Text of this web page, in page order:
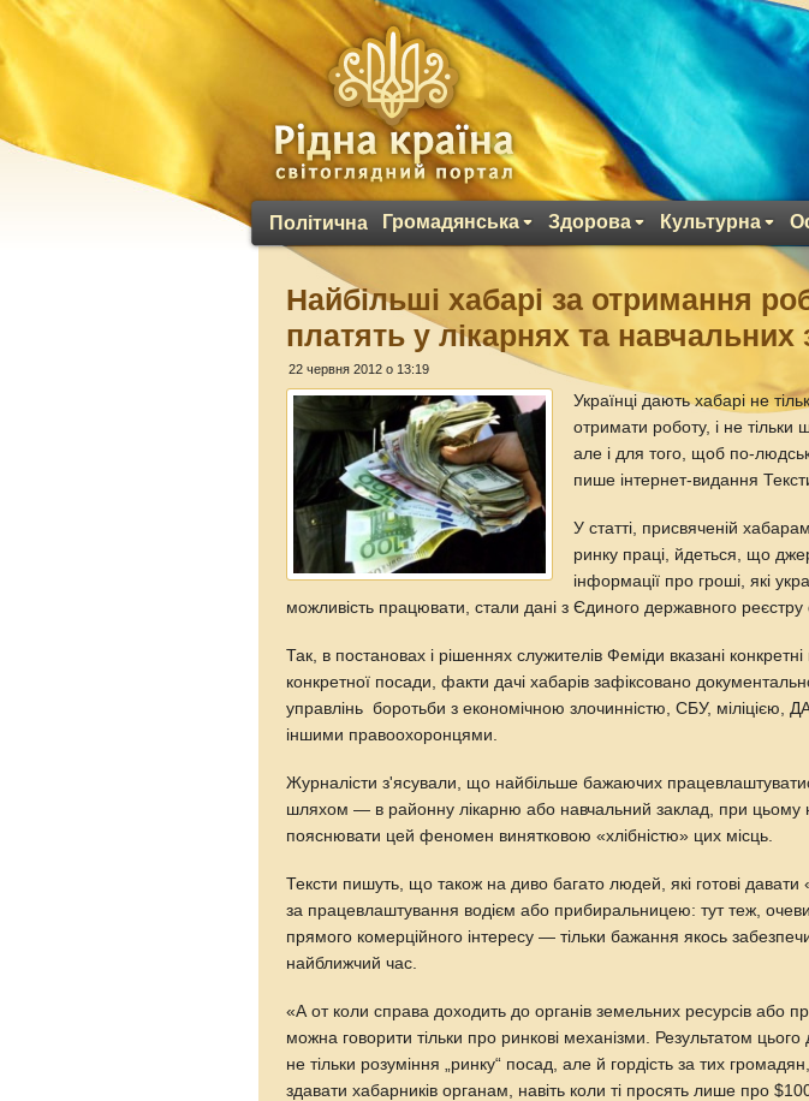
Політична Громадянська Здорова Культурна
Найбільші хабарі за отримання
платять у лікарнях та навчальних
22 червня 2012 о 13:19
Українці дають хабарі не
отримати роботу, і не тільки
але і для того, щоб по-
пише інтернет-видання
У статті, присвяченій
ринку праці, йдеться, що
інформації про гроші, які
можливість працювати, стали дані з Єдиного державного реєстру
Так, в постановах і рішеннях служителів Феміди вказані
конкретної посади, факти дачі хабарів зафіксовано
управлінь боротьби з економічною злочинністю, СБУ, міліцією,
іншими правоохоронцями.
Журналісти з'ясували, що найбільше бажаючих
шляхом — в районну лікарню або навчальний заклад, при цьому
пояснювати цей феномен винятковою «хлібністю» цих місць.
Тексти пишуть, що також на диво багато людей, які готові давати
за працевлаштування водієм або прибиральницею: тут теж,
прямого комерційного інтересу — тільки бажання якось
найближчий час.
«А от коли справа доходить до органів земельних ресурсів або
можна говорити тільки про ринкові механізми. Результатом
не тільки розуміння „ринку“ посад, але й гордість за тих
здавати хабарників органам, навіть коли ті просять лише про